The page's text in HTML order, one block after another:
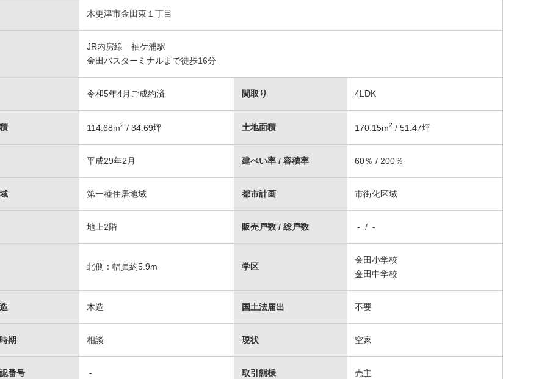
木更津市金田東１丁目
JR内房線 袖ケ浦駅
金田バスターミナルまで徒歩16分
令和5年4月ご成約済 間取り 4LDK
114.68m2 / 34.69坪 土地面積 170.15m2 / 51.47坪
平成29年2月 建ぺい率 / 容積率 60％ / 200％
第一種住居地域 都市計画 市街化区域
地上2階 販売戸数 / 総戸数 - / -
北側：幅員約5.9m 学区
金田小学校
金田中学校
木造 国土法届出 不要
期 相談 現状 空家
番号 - 取引態様 売主